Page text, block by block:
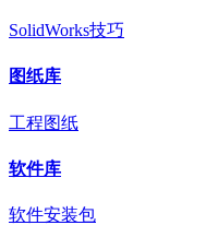
SolidWorks技巧
图纸库
工程图纸
软件库
软件安装包